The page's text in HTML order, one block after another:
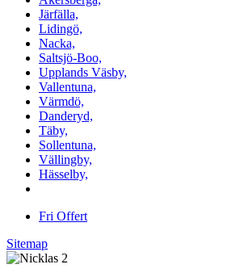
Järfälla,
Lidingö,
Nacka,
Saltsjö-Boo,
Upplands Väsby,
Vallentuna,
Värmdö,
Danderyd,
Täby,
Sollentuna,
Vällingby,
Hässelby,
Fri Offert
Sitemap